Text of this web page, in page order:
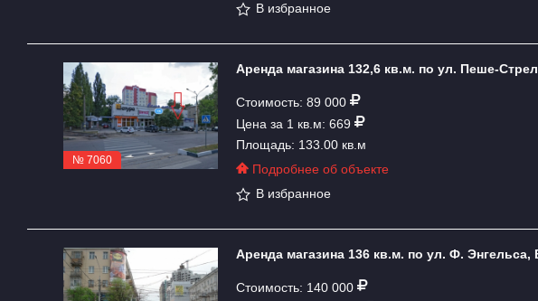
В избранное
№ 7060
Аренда магазина 132,6 кв.м. по ул. Пеше-
Стоимость: 89 000
Цена за 1 кв.м: 669
Площадь: 133.00 кв.м
Подробнее об объекте
В избранное
Аренда магазина 136 кв.м. по ул. Ф. Энгельса,
Стоимость: 140 000